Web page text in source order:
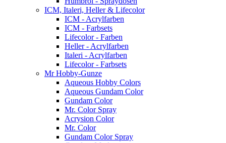
ICM, Italeri, Heller & Lifecolor
ICM - Acrylfarben
ICM - Farbsets
Lifecolor - Farben
Heller - Acrylfarben
Italeri - Acrylfarben
Lifecolor - Farbsets
Mr Hobby-Gunze
Aqueous Hobby Colors
Aqueous Gundam Color
Gundam Color
Mr. Color Spray
Acrysion Color
Mr. Color
Gundam Color Spray